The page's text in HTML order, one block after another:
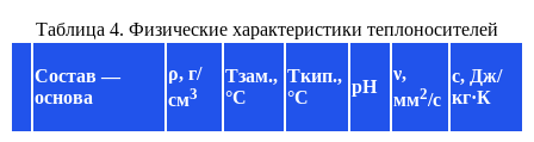
Таблица 4. Физические характеристики теплоносителей
Состав —
основа
ρ, г/
см3
Тзам.,
°С
Ткип.,
°С
рН
ν,
мм2/с
с, Дж/
кг·К